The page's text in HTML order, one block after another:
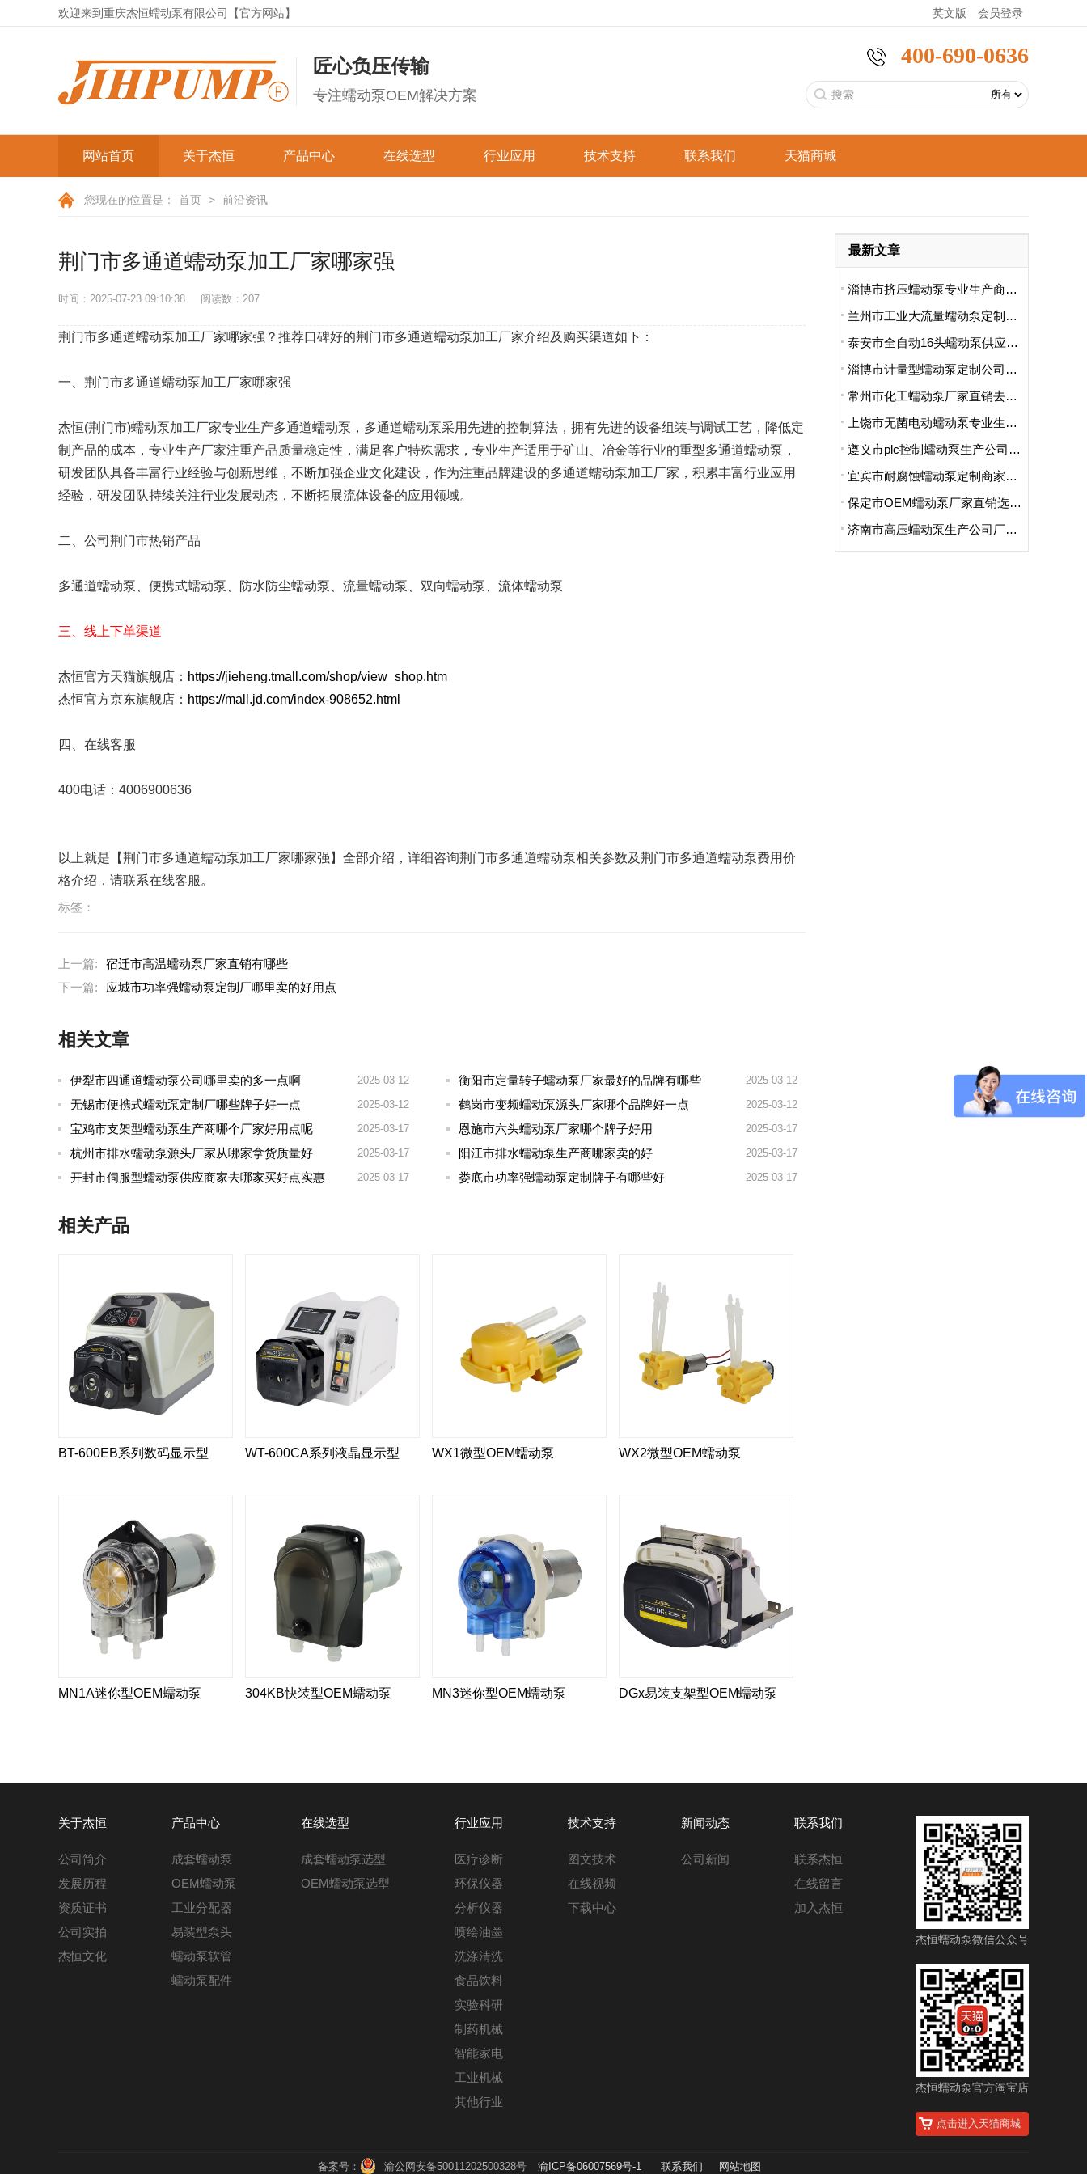
欢迎来到重庆杰恒蠕动泵有限公司【官方网站】 英文版 会员登录
匠心负压传输
专注蠕动泵OEM解决方案
400-690-0636
网站首页 关于杰恒
公司简介
资质证书
公司实拍
杰恒文化
产品中心
经济实验系列
OEM蠕动泵
标准型蠕动泵
蠕动泵软管 专用硅胶管 进口软管
蠕动泵配件 电子驱动调速板 蠕动泵配套件
在线选型 行业应用 技术支持 联系我们 天猫商城
您现在的位置是： 首页 > 前沿资讯
荆门市多通道蠕动泵加工厂家哪家强
时间：2025-07-23 09:10:38 阅读数： 207
荆门市多通道蠕动泵加工厂家哪家强？推荐口碑好的荆门市多通道蠕动泵加工厂家介绍及购买渠道如下：
一、荆门市多通道蠕动泵加工厂家哪家强
杰恒(荆门市)蠕动泵加工厂家专业生产多通道蠕动泵，多通道蠕动泵采用先进的控制算法，拥有先进的设备组装与调试工艺，降低定
制产品的成本，专业生产厂家注重产品质量稳定性，满足客户特殊需求，专业生产适用于矿山、冶金等行业的重型多通道蠕动泵，
研发团队具备丰富行业经验与创新思维，不断加强企业文化建设，作为注重品牌建设的多通道蠕动泵加工厂家，积累丰富行业应用
经验，研发团队持续关注行业发展动态，不断拓展流体设备的应用领域。
二、公司荆门市热销产品
多通道蠕动泵、便携式蠕动泵、防水防尘蠕动泵、流量蠕动泵、双向蠕动泵、流体蠕动泵
三、线上下单渠道
杰恒官方天猫旗舰店： https://jieheng.tmall.com/shop/view_shop.htm
杰恒官方京东旗舰店： https://mall.jd.com/index-908652.html
四、在线客服
400电话：4006900636
以上就是【荆门市多通道蠕动泵加工厂家哪家强】全部介绍，详细咨询荆门市多通道蠕动泵相关参数及荆门市多通道蠕动泵费用价
格介绍，请联系在线客服。
标签：
上一篇:
宿迁市高温蠕动泵厂家直销有哪些
下一篇:
应城市功率强蠕动泵定制厂哪里卖的好用点
相关文章
2025-03-12
伊犁市四通道蠕动泵公司哪里卖的多一点啊 2025-03-12
衡阳市定量转子蠕动泵厂家最好的品牌有哪些
2025-03-12
无锡市便携式蠕动泵定制厂哪些牌子好一点 2025-03-12
鹤岗市变频蠕动泵源头厂家哪个品牌好一点
2025-03-17
宝鸡市支架型蠕动泵生产商哪个厂家好用点呢 2025-03-17
恩施市六头蠕动泵厂家哪个牌子好用
2025-03-17
杭州市排水蠕动泵源头厂家从哪家拿货质量好 2025-03-17
阳江市排水蠕动泵生产商哪家卖的好
2025-03-17
开封市伺服型蠕动泵供应商家去哪家买好点实惠 2025-03-17
娄底市功率强蠕动泵定制牌子有哪些好
相关产品
BT-600EB系列数码显示型 WT-600CA系列液晶显示型 WX1微型OEM蠕动泵 WX2微型OEM蠕动泵
MN1A迷你型OEM蠕动泵 304KB快装型OEM蠕动泵 MN3迷你型OEM蠕动泵 DGx易装支架型OEM蠕动泵
最新文章
淄博市挤压蠕动泵专业生产商哪里卖的好用啊
兰州市工业大流量蠕动泵定制厂哪家便宜
泰安市全自动16头蠕动泵供应商排名前十有哪些
淄博市计量型蠕动泵定制公司哪家便宜
常州市化工蠕动泵厂家直销去哪家买的好
上饶市无菌电动蠕动泵专业生产厂家哪里卖的好点呢
遵义市plc控制蠕动泵生产公司地址在哪里
宜宾市耐腐蚀蠕动泵定制商家哪家好用又实惠
保定市OEM蠕动泵厂家直销选哪家
济南市高压蠕动泵生产公司厂址在哪里啊
关于杰恒
公司简介
发展历程
资质证书
公司实拍
杰恒文化
产品中心
成套蠕动泵
OEM蠕动泵
工业分配器
易装型泵头
蠕动泵软管
蠕动泵配件
在线选型
成套蠕动泵选型
OEM蠕动泵选型
行业应用
医疗诊断
环保仪器
分析仪器
喷绘油墨
洗涤清洗
食品饮料
实验科研
制药机械
智能家电
工业机械
其他行业
技术支持
图文技术
在线视频
下载中心
新闻动态
公司新闻
联系我们
联系杰恒
在线留言
加入杰恒
杰恒蠕动泵微信公众号
杰恒蠕动泵官方淘宝店
点击进入天猫商城
备案号： 渝公网安备50011202500328号 渝ICP备06007569号-1 联系我们 网站地图